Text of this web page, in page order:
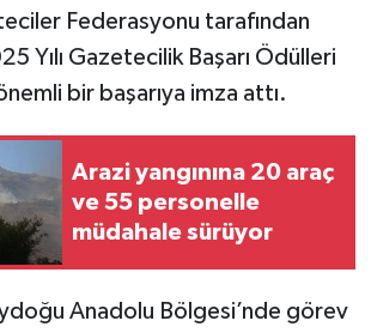
Federasyonu tarafından
Yılı Gazetecilik Başarı Ödülleri
önemli bir başarıya imza attı.
Arazi yangınına 20 araç
ve 55 personelle
müdahale sürüyor
Anadolu Bölgesi’nde görev